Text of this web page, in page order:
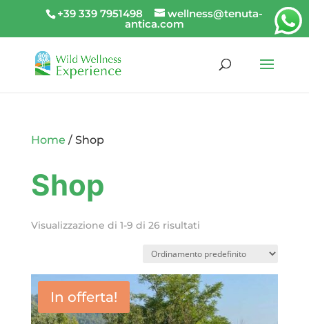
+39 339 7951498 wellness@tenuta-
antica.com
Home / Shop
Shop
Visualizzazione di 1-9 di 26 risultati
In offerta!